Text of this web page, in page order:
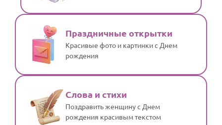
Праздничные открытки
Красивые фото и картинки с Днем
рождения
Слова и стихи
Поздравить женщину с Днем
рождения красивым текстом